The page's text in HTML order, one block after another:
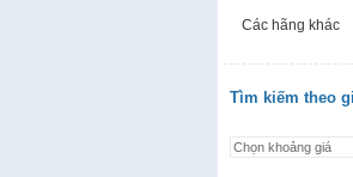
Các hãng khác
Tìm kiếm theo